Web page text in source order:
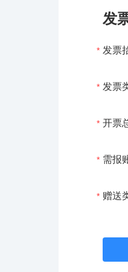
发
* 发票
* 发票
* 开票
* 需报
* 赠送